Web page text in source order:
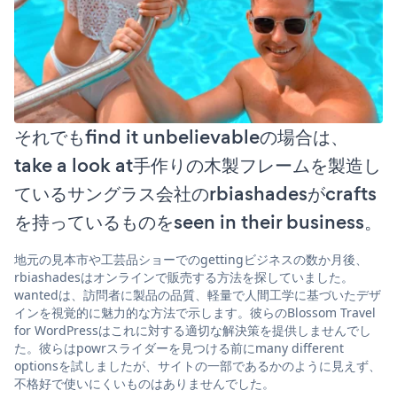
それでもfind it unbelievableの場合は、
take a look at手作りの木製フレームを製造し
ているサングラス会社のrbiashadesがcrafts
を持っているものをseen in their business。
地元の見本市や工芸品ショーでのgettingビジネスの数か月後、
rbiashadesはオンラインで販売する方法を探していました。
wantedは、訪問者に製品の品質、軽量で人間工学に基づいたデザ
インを視覚的に魅力的な方法で示します。彼らのBlossom Travel
for WordPressはこれに対する適切な解決策を提供しませんでし
た。彼らはpowrスライダーを見つける前にmany different
optionsを試しましたが、サイトの一部であるかのように見えず、
不格好で使いにくいものはありませんでした。